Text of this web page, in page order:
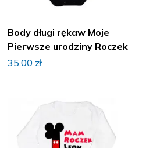
Body długi rękaw Moje
Pierwsze urodziny Roczek
35.00 zł